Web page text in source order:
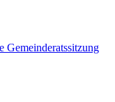
Gemeinderatssitzung